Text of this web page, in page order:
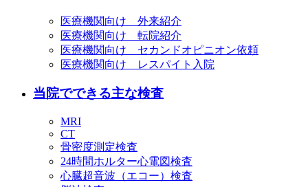
医療機関向け 外来紹介
医療機関向け 転院紹介
医療機関向け セカンドオピニオン依頼
医療機関向け レスパイト入院
当院でできる主な検査
MRI
CT
骨密度測定検査
24時間ホルター心電図検査
心臓超音波（エコー）検査